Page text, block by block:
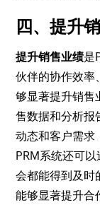
四、提升
提升销售业绩是
伙伴的协作效率
够显著提升销售
售数据和分析报
动态和客户需求
PRM系统还可
会都能得到及时
能够显著提升合